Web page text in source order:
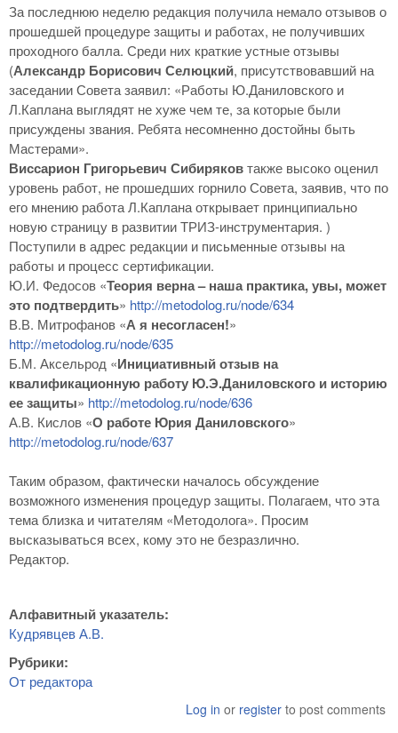
За последнюю неделю редакция получила немало отзывов о
прошедшей процедуре защиты и работах, не получивших
проходного балла. Среди них краткие устные отзывы
(Александр Борисович Селюцкий, присутствовавший на
заседании Совета заявил: «Работы Ю.Даниловского и
Л.Каплана выглядят не хуже чем те, за которые были
присуждены звания. Ребята несомненно достойны быть
Мастерами».
Виссарион Григорьевич Сибиряковтакже высоко оценил
уровень работ, не прошедших горнило Совета, заявив, что по
его мнению работа Л.Каплана открывает принципиально
новую страницу в развитии ТРИЗ-инструментария. )
Поступили в адрес редакции и письменные отзывы на
работы и процесс сертификации.
Ю.И. Федосов «Теория верна – наша практика, увы, может
это подтвердить» http://metodolog.ru/node/634
В.В. Митрофанов «А я несогласен!»
http://metodolog.ru/node/635
Б.М. Аксельрод «Инициативный отзыв на
квалификационную работу Ю.Э.Даниловского и историю
ее защиты» http://metodolog.ru/node/636
А.В. Кислов «О работе Юрия Даниловского»
http://metodolog.ru/node/637
Таким образом, фактически началось обсуждение
возможного изменения процедур защиты. Полагаем, что эта
тема близка и читателям «Методолога». Просим
высказываться всех, кому это не безразлично.
Редактор.
Алфавитный указатель:
Кудрявцев А.В.
Рубрики:
От редактора
Log in or register to post comments